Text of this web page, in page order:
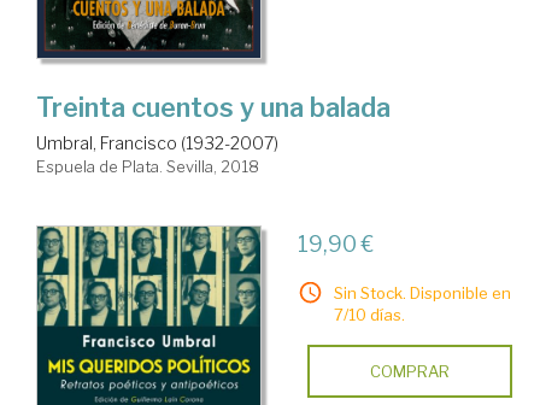
Treinta cuentos y una balada
Umbral, Francisco (1932-2007)
Espuela de Plata. Sevilla, 2018
19,90 €
Sin Stock. Disponible en
7/10 días.
COMPRAR